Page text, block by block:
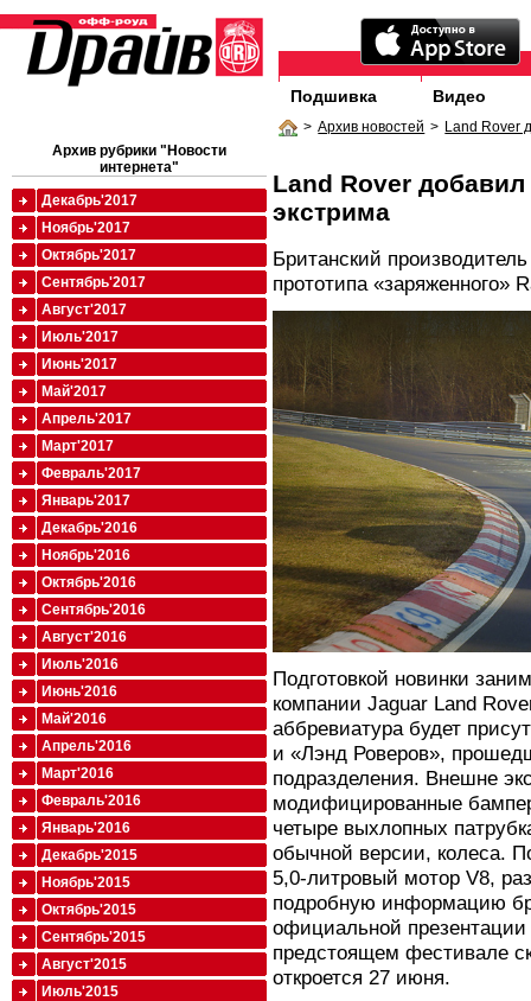
Подшивка Видео
> Архив новостей > Land Rover
Land Rover
экстрима
Британский
прототипа «заряженного»
Подготовкой новинки
компании Jaguar Land
аббревиатура будет
и «Лэнд Роверов»,
подразделения. Внешне
модифицированные
четыре выхлопных
обычной версии, колеса.
5,0-литровый мотор V8,
подробную информацию
официальной
предстоящем фестивале
откроется 27 июня.
Архив рубрики "Новости
интернета"
Декабрь'2017
Ноябрь'2017
Октябрь'2017
Сентябрь'2017
Август'2017
Июль'2017
Июнь'2017
Май'2017
Апрель'2017
Март'2017
Февраль'2017
Январь'2017
Декабрь'2016
Ноябрь'2016
Октябрь'2016
Сентябрь'2016
Август'2016
Июль'2016
Июнь'2016
Май'2016
Апрель'2016
Март'2016
Февраль'2016
Январь'2016
Декабрь'2015
Ноябрь'2015
Октябрь'2015
Сентябрь'2015
Август'2015
Июль'2015